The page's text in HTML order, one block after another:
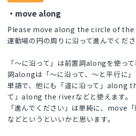
・move along
Please move along the circle of the
運動場の円の周りに沿って進んでくださ
「〜に沿って」は前置詞alongを使っ
詞alongは「〜に沿って、〜と平行に
単語で、他にも「道に沿って」along
て」along the riverなどと使えます。
「進んでください」は単純に、move
などというといいかと思います。